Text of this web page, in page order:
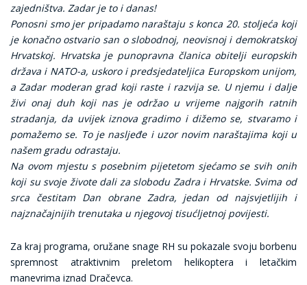
zajedništva. Zadar je to i danas!
Ponosni smo jer pripadamo naraštaju s konca 20. stoljeća koji
je konačno ostvario san o slobodnoj, neovisnoj i demokratskoj
Hrvatskoj. Hrvatska je punopravna članica obitelji europskih
država i NATO-a, uskoro i predsjedateljica Europskom unijom,
a Zadar moderan grad koji raste i razvija se. U njemu i dalje
živi onaj duh koji nas je održao u vrijeme najgorih ratnih
stradanja, da uvijek iznova gradimo i dižemo se, stvaramo i
pomažemo se. To je nasljeđe i uzor novim naraštajima koji u
našem gradu odrastaju.
Na ovom mjestu s posebnim pijetetom sjećamo se svih onih
koji su svoje živote dali za slobodu Zadra i Hrvatske. Svima od
srca čestitam Dan obrane Zadra, jedan od najsvjetlijih i
najznačajnijih trenutaka u njegovoj tisućljetnoj povijesti.
Za kraj programa, oružane snage RH su pokazale svoju borbenu
spremnost atraktivnim preletom helikoptera i letačkim
manevrima iznad Dračevca.